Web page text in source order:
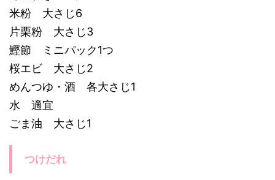
米粉 大さじ6
片栗粉 大さじ3
鰹節 ミニパック1つ
桜エビ 大さじ2
めんつゆ・酒 各大さじ1
水 適宜
ごま油 大さじ1
つけだれ